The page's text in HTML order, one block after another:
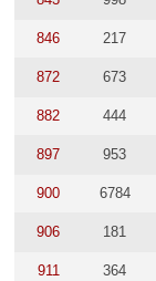
846 217
872 673
882 444
897 953
900 6784
906 181
911 364